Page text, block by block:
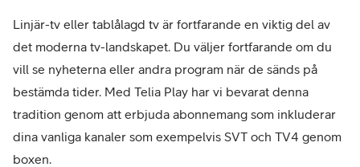
Linjär-tv eller tablålagd tv är fortfarande en viktig del av
det moderna tv-landskapet. Du väljer fortfarande om du
vill se nyheterna eller andra program när de sänds på
bestämda tider. Med Telia Play har vi bevarat denna
tradition genom att erbjuda abonnemang som inkluderar
dina vanliga kanaler som exempelvis SVT och TV4 genom
boxen.